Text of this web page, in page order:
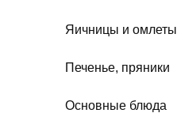
Яичницы и омлеты
Печенье, пряники
Основные блюда